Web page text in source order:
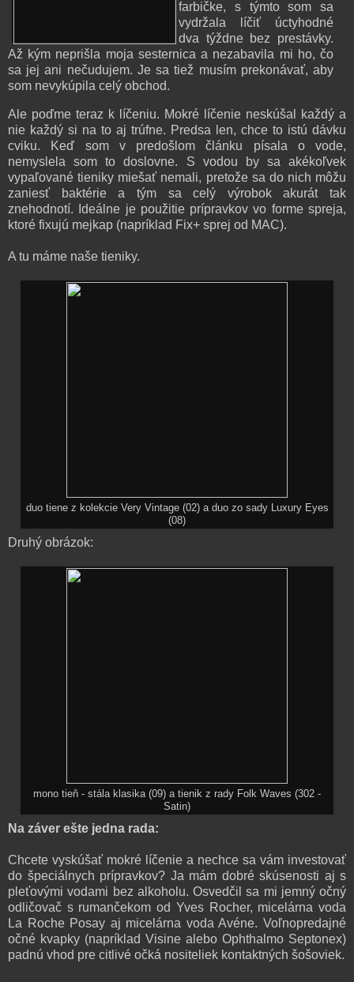
farbičke, s týmto som sa
vydržala líčiť úctyhodné
dva týždne bez prestávky.
Až kým neprišla moja sesternica a nezabavila mi ho, čo
sa jej ani nečudujem. Je sa tiež musím prekonávať, aby
som nevykúpila celý obchod.
Ale poďme teraz k líčeniu. Mokré líčenie neskúšal každý a
nie každý si na to aj trúfne. Predsa len, chce to istú dávku
cviku. Keď som v predošlom článku písala o vode,
nemyslela som to doslovne. S vodou by sa akékoľvek
vypaľované tieniky miešať nemali, pretože sa do nich môžu
zaniesť baktérie a tým sa celý výrobok akurát tak
znehodnotí. Ideálne je použitie prípravkov vo forme spreja,
ktoré fixujú mejkap (napríklad Fix+ sprej od MAC).
A tu máme naše tieniky.
duo tiene z kolekcie Very Vintage (02) a duo zo sady Luxury Eyes
(08)
Druhý obrázok:
mono tieň - stála klasika (09) a tienik z rady Folk Waves (302 -
Satin)
Na záver ešte jedna rada:
Chcete vyskúšať mokré líčenie a nechce sa vám investovať
do špeciálnych prípravkov? Ja mám dobré skúsenosti aj s
pleťovými vodami bez alkoholu. Osvedčil sa mi jemný očný
odličovač s rumančekom od Yves Rocher, micelárna voda
La Roche Posay aj micelárna voda Avéne. Voľnopredajné
očné kvapky (napríklad Visine alebo Ophthalmo Septonex)
padnú vhod pre citlivé očká nositeliek kontaktných šošoviek.